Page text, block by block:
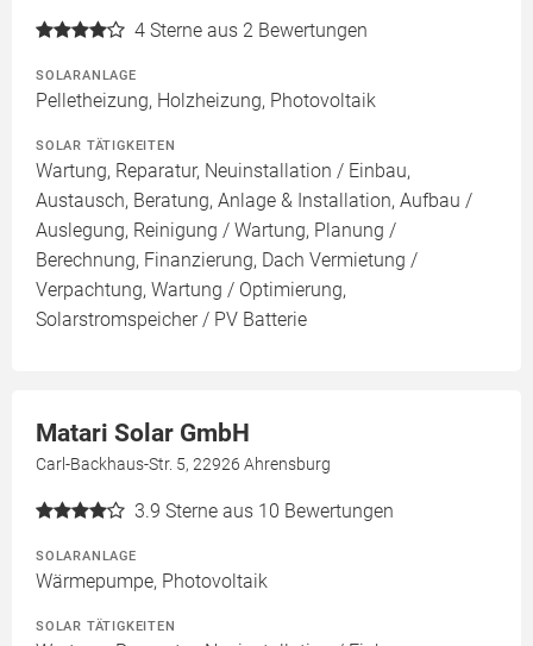
4 Sterne aus 2 Bewertungen
SOLARANLAGE
Pelletheizung, Holzheizung, Photovoltaik
SOLAR TÄTIGKEITEN
Wartung, Reparatur, Neuinstallation / Einbau,
Austausch, Beratung, Anlage & Installation, Aufbau /
Auslegung, Reinigung / Wartung, Planung /
Berechnung, Finanzierung, Dach Vermietung /
Verpachtung, Wartung / Optimierung,
Solarstromspeicher / PV Batterie
Matari Solar GmbH
Carl-Backhaus-Str. 5, 22926 Ahrensburg
3.9 Sterne aus 10 Bewertungen
SOLARANLAGE
Wärmepumpe, Photovoltaik
SOLAR TÄTIGKEITEN